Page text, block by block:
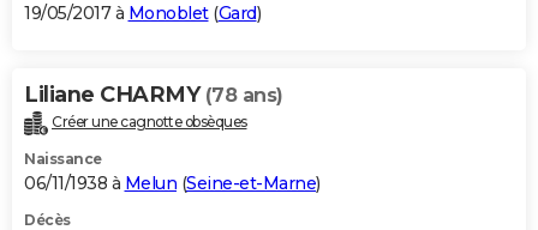
19/05/2017 à Monoblet(Gard)
Liliane CHARMY (78 ans)
Créer une cagnotte obsèques
Naissance
06/11/1938 à Melun (Seine-et-Marne)
Décès